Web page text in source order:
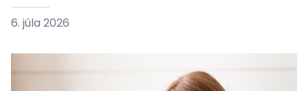
6. júla 2026